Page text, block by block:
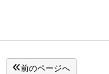
前のページへ